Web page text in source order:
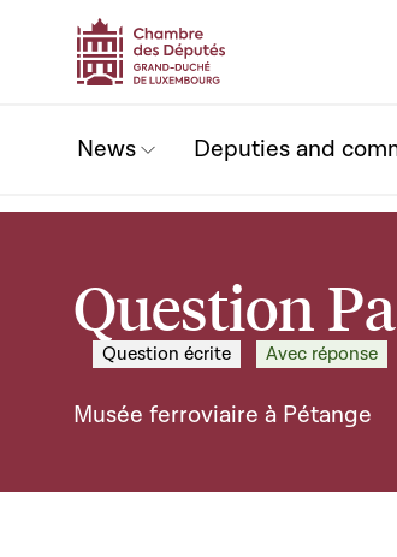
News Deputies and
Question
Question écrite Avec réponse
Musée ferroviaire à Pétange